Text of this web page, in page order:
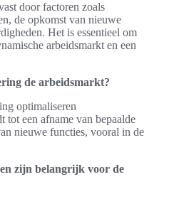
door factoren zoals
de opkomst van nieuwe
Het is essentieel om
arbeidsmarkt en een
de arbeidsmarkt?
optimaliseren
tot een afname van bepaalde
nieuwe functies, vooral in de
zijn belangrijk voor de